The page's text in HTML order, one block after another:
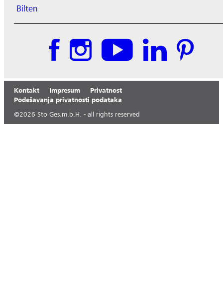
Bilten
Kontakt Impresum
Privatnost
Podešavanja privatnosti podataka
©2026 Sto Ges.m.b.H. - all rights reserved